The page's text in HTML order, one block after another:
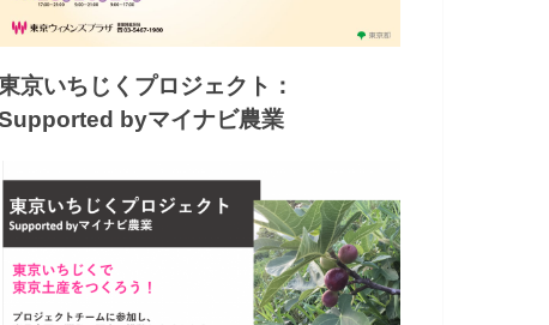
京いちじくプロジェクト：
byマイナビ農業